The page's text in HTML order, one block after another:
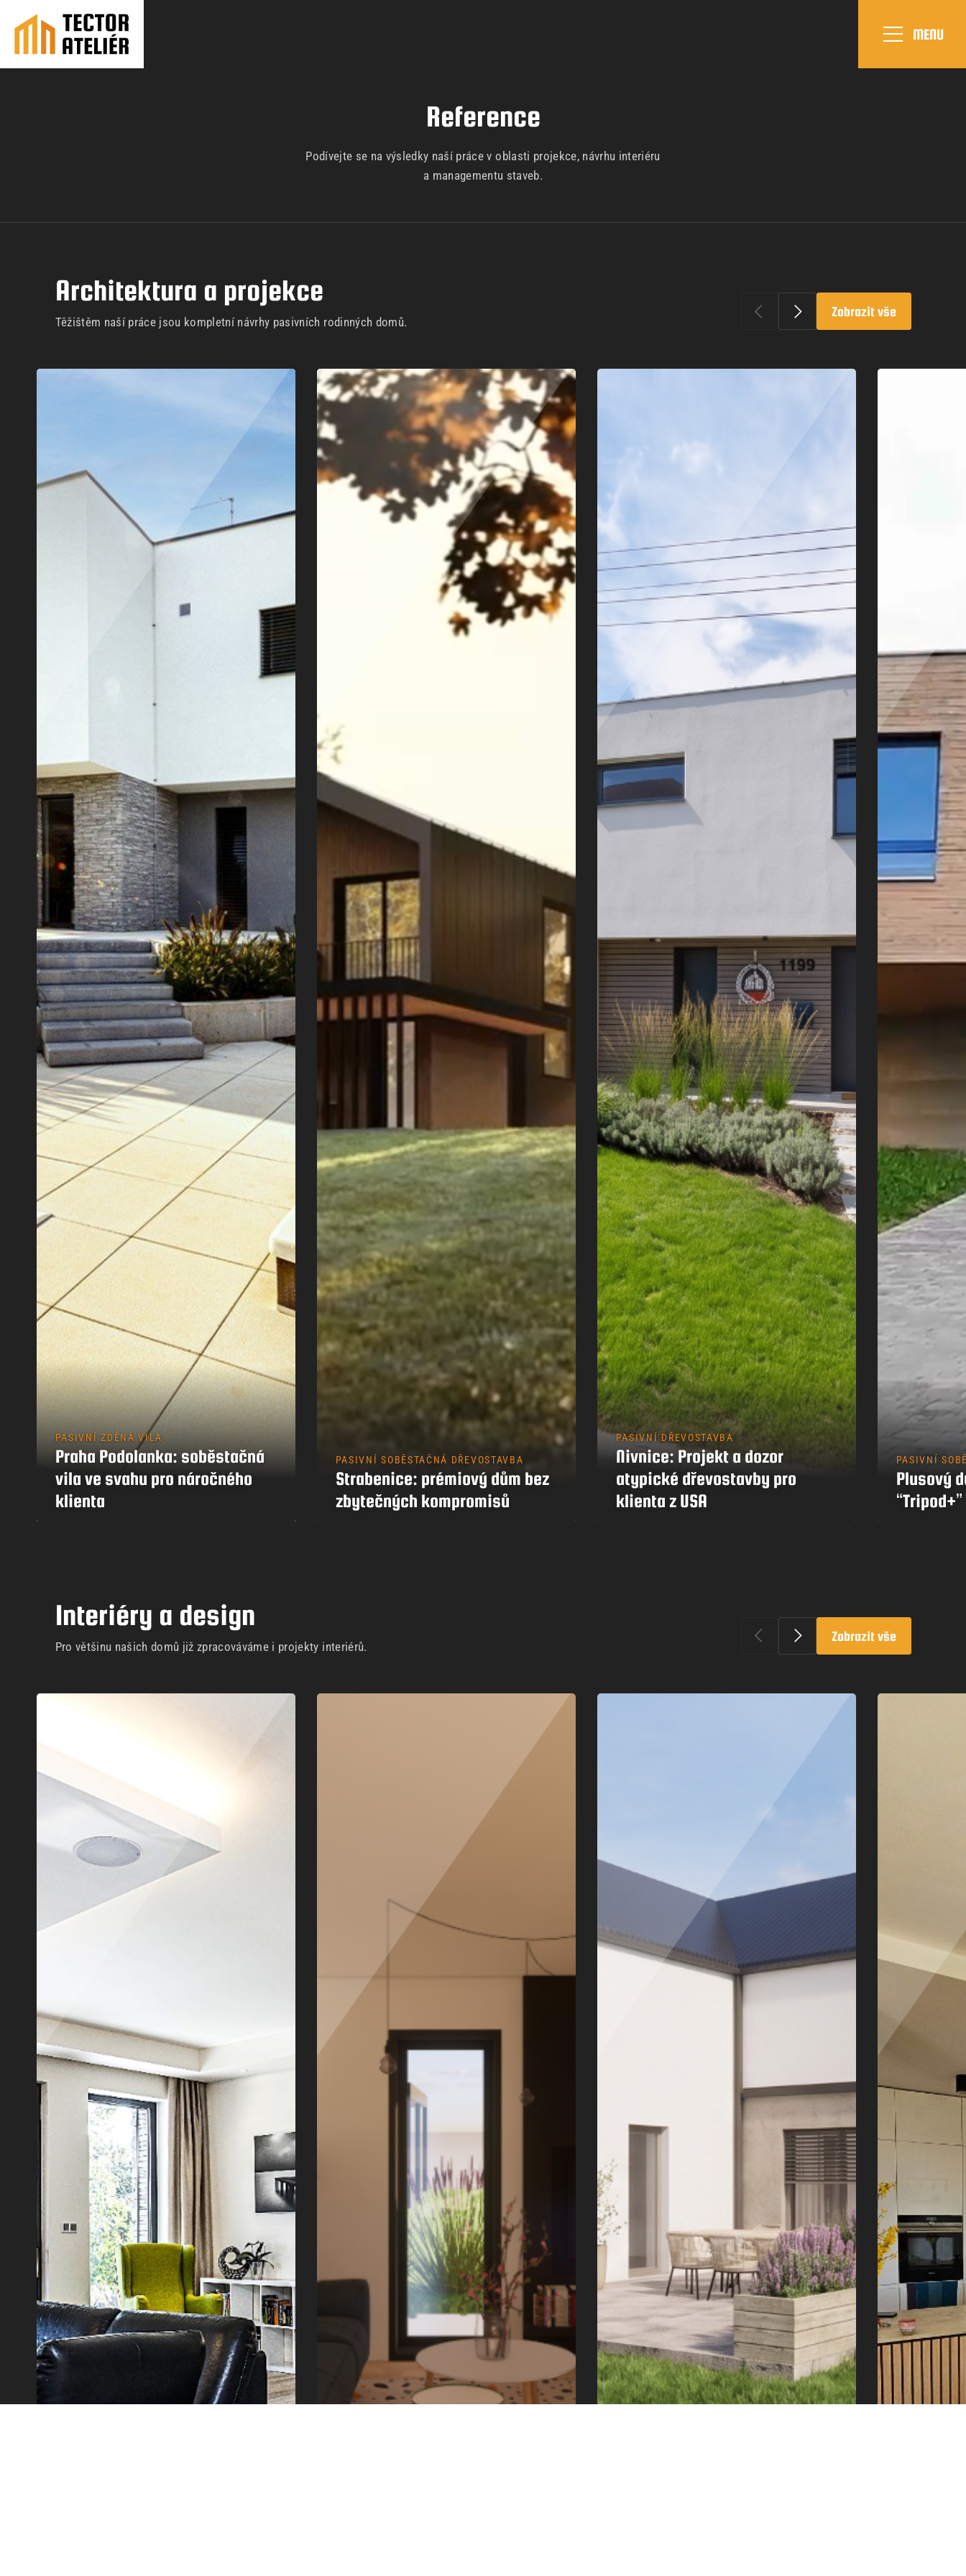
MENU
Úvod
Naše služby
Reference
Průvodce stavbou
O ateliéru
Řekli o nás
Kontakty
office@tector-atelier.cz +420 775 996 300
Reference
Podívejte se na výsledky naší práce v oblasti projekce, návrhu interiéru
a managementu staveb.
Architektura a projekce
Těžištěm naší práce jsou kompletní návrhy pasivních rodinných domů.
Zobrazit vše
PASIVNÍ ZDĚNÁ VILA
Praha Podolanka: soběstačná
vila ve svahu pro náročného
klienta
PASIVNÍ SOBĚSTAČNÁ DŘEVOSTAVBA
Strabenice: prémiový dům bez
zbytečných kompromisů
PASIVNÍ DŘEVOSTAVBA
Nivnice: Projekt a dozor
atypické dřevostavby pro
klienta z USA
PASIVNÍ
Plusový
“Tripod+”
Interiéry a design
Pro většinu našich domů již zpracováváme i projekty interiérů.
Zobrazit vše